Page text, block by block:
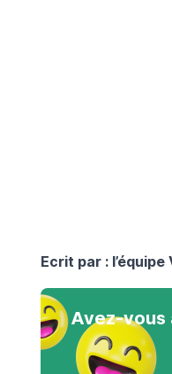
Ecrit par :
Avez-vous